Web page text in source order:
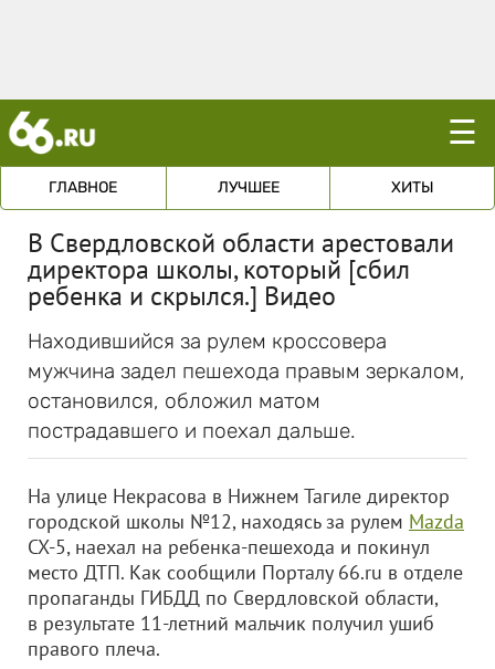
☰
ГЛАВНОЕ ЛУЧШЕЕ ХИТЫ
В Свердловской области арестовали
директора школы, который [сбил
ребенка и скрылся.] Видео
Находившийся за рулем кроссовера
мужчина задел пешехода правым зеркалом,
остановился, обложил матом
пострадавшего и поехал дальше.
На улице Некрасова в Нижнем Тагиле директор
городской школы №12, находясь за рулем Mazda
CX-5, наехал на ребенка-пешехода и покинул
место ДТП. Как сообщили Порталу 66.ru в отделе
пропаганды ГИБДД по Свердловской области,
в результате 11-летний мальчик получил ушиб
правого плеча.